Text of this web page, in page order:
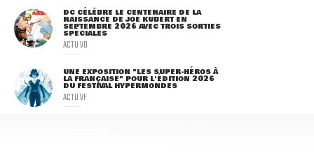
DC CÉLÈBRE LE CENTENAIRE DE LA
NAISSANCE DE JOE KUBERT EN
SEPTEMBRE 2026 AVEC TROIS SORTIES
SPÉCIALES
ACTU VO
UNE EXPOSITION "LES SUPER-HÉROS À
LA FRANÇAISE" POUR L'ÉDITION 2026
DU FESTIVAL HYPERMONDES
ACTU VF